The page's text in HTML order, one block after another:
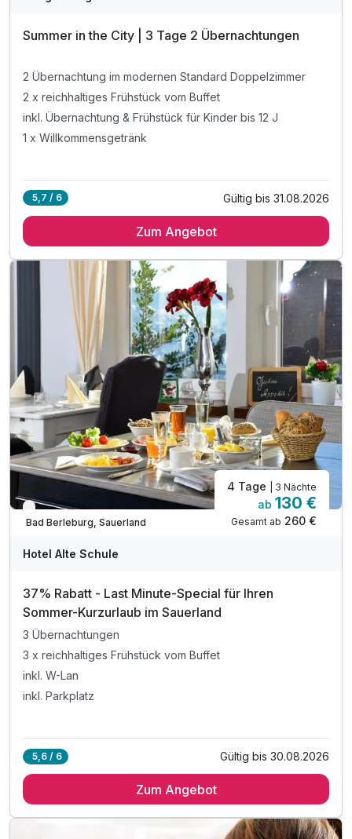
Summer in the City | 3 Tage 2 Übernachtungen
2 Übernachtung im modernen Standard Doppelzimmer
2 x reichhaltiges Frühstück vom Buffet
inkl. Übernachtung & Frühstück für Kinder bis 12 J
1 x Willkommensgetränk
5,7 / 6 Gültig bis 31.08.2026
Zum Angebot
Nur noch bis August
Bad Berleburg, Sauerland
4 Tage | 3 Nächte
ab 130 €
Gesamt ab 260 €
Hotel Alte Schule
37% Rabatt - Last Minute-Special für Ihren
Sommer-Kurzurlaub im Sauerland
3 Übernachtungen
3 x reichhaltiges Frühstück vom Buffet
inkl. W-Lan
inkl. Parkplatz
5,6 / 6 Gültig bis 30.08.2026
Zum Angebot